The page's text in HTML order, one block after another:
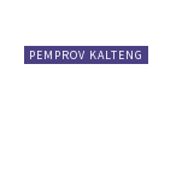
PEMPROV KALTENG